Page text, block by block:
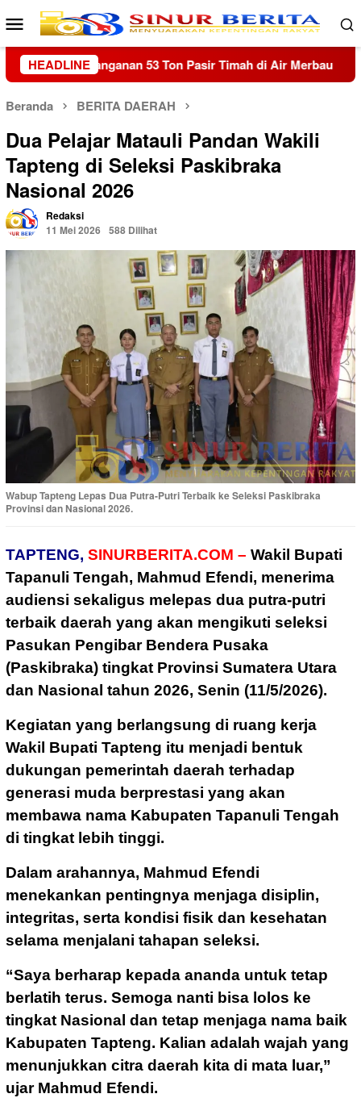
Loncat
ke
konten
Menu
Mobile
HEADLINE
Merbau Trauma Banjir Belum Hilang, Warga
Beranda BERITA DAERAH
Dua Pelajar Matauli Pandan Wakili
Tapteng di Seleksi Paskibraka
Nasional 2026
Redaksi
11 Mei 2026
588 Dilihat
Wabup Tapteng Lepas Dua Putra-Putri Terbaik ke Seleksi Paskibraka
Provinsi dan Nasional 2026.
TAPTENG, SINURBERITA.COM – Wakil Bupati
Tapanuli Tengah, Mahmud Efendi, menerima
audiensi sekaligus melepas dua putra-putri
terbaik daerah yang akan mengikuti seleksi
Pasukan Pengibar Bendera Pusaka
(Paskibraka) tingkat Provinsi Sumatera Utara
dan Nasional tahun 2026, Senin (11/5/2026).
Kegiatan yang berlangsung di ruang kerja
Wakil Bupati Tapteng itu menjadi bentuk
dukungan pemerintah daerah terhadap
generasi muda berprestasi yang akan
membawa nama Kabupaten Tapanuli Tengah
di tingkat lebih tinggi.
Dalam arahannya, Mahmud Efendi
menekankan pentingnya menjaga disiplin,
integritas, serta kondisi fisik dan kesehatan
selama menjalani tahapan seleksi.
“Saya berharap kepada ananda untuk tetap
berlatih terus. Semoga nanti bisa lolos ke
tingkat Nasional dan tetap menjaga nama baik
Kabupaten Tapteng. Kalian adalah wajah yang
menunjukkan citra daerah kita di mata luar,”
ujar Mahmud Efendi.